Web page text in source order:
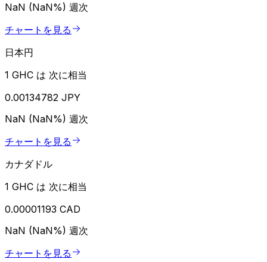
NaN (NaN%) 週次
チャートを見る
日本円
1 GHC は 次に相当
0.00134782 JPY
NaN (NaN%) 週次
チャートを見る
カナダドル
1 GHC は 次に相当
0.00001193 CAD
NaN (NaN%) 週次
チャートを見る